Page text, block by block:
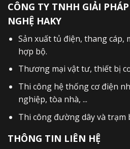
CÔNG TY TNHH GIẢI
NGHỆ HAKY
Sản xuấttủ điện, thang cáp,
hợp bộ.
Thương mại vật tư, thiết bị
Thi công hệ thống cơ điện
nghiệp, tòa nhà, ...
Thi công đường dây và trạm
THÔNG TIN LIÊN HỆ